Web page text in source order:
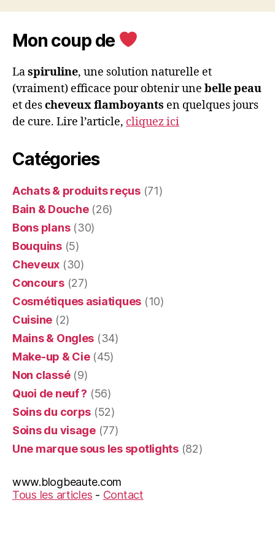
Mon coup de
Laspiruline, une solution naturelle et
(vraiment) efficace pour obtenir une belle peau
et descheveux flamboyants en quelques jours
de cure. Lire l’article, cliquez ici
Catégories
Achats & produits reçus(71)
Bain & Douche(26)
Bons plans(30)
Bouquins(5)
Cheveux (30)
Concours(27)
Cosmétiques asiatiques (10)
Cuisine (2)
Mains & Ongles (34)
Make-up & Cie(45)
Non classé(9)
Quoi de neuf ? (56)
Soins du corps (52)
Soins du visage(77)
Une marque sous les spotlights(82)
www.blogbeaute.com
Tous les articles - Contact